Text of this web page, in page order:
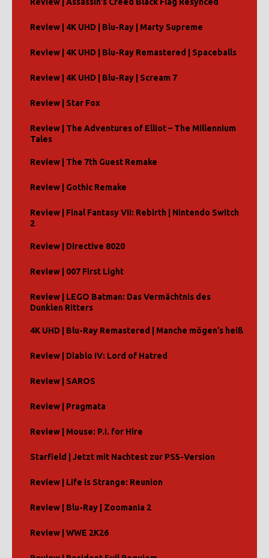
Review | 4K UHD | Blu-Ray | Marty Supreme
Review | 4K UHD | Blu-Ray Remastered | Spaceballs
Review | 4K UHD | Blu-Ray | Scream 7
Review | Star Fox
Review | The Adventures of Elliot – The Millennium
Tales
Review | The 7th Guest Remake
Review | Gothic Remake
Review | Final Fantasy VII: Rebirth | Nintendo Switch
2
Review | Directive 8020
Review | 007 First Light
Review | LEGO Batman: Das Vermächtnis des
Dunklen Ritters
4K UHD | Blu-Ray Remastered | Manche mögen’s heiß
Review | Diablo IV: Lord of Hatred
Review | SAROS
Review | Pragmata
Review | Mouse: P.I. for Hire
Starfield | Jetzt mit Nachtest zur PS5-Version
Review | Life is Strange: Reunion
Review | Blu-Ray | Zoomania 2
Review | WWE 2K26